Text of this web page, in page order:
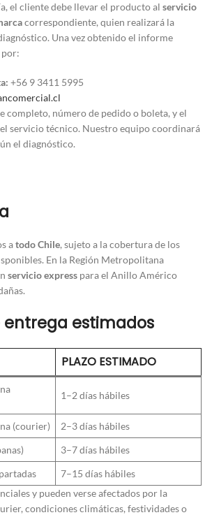
el cliente debe llevar el producto al servicio
correspondiente, quien realizará la
Una vez obtenido el informe
+56 9 3411 5995
completo, número de pedido o boleta, y el
servicio técnico. Nuestro equipo coordinará
el diagnóstico.
atodo Chile, sujeto a la cobertura de los
En la Región Metropolitana
servicio express para el Anillo Américo
entrega estimados
PLAZO ESTIMADO
1–2 días hábiles
(courier)
2–3 días hábiles
3–7 días hábiles
7–15 días hábiles
y pueden verse afectados por la
condiciones climáticas, festividades o